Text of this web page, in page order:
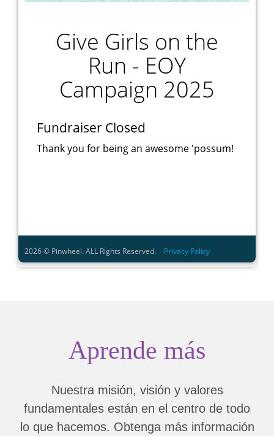
Aprende más
Nuestra misión, visión y valores
fundamentales están en el centro de todo
lo que hacemos. Obtenga más información